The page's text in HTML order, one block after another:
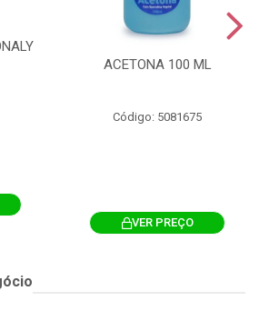
ACETONA 100 ML
Código: 5081675
VER PREÇO